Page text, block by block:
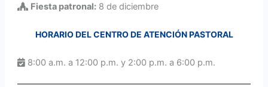
Fiesta patronal:8 de diciembre
HORARIO DEL CENTRO DE ATENCIÓN PASTORAL
8:00 a.m. a 12:00 p.m. y 2:00 p.m. a 6:00 p.m.